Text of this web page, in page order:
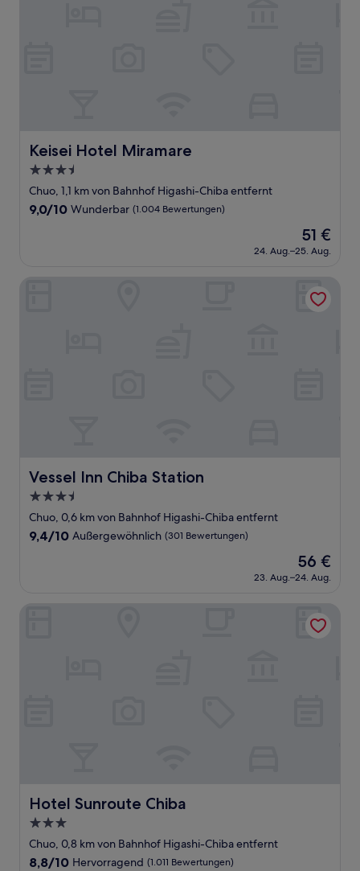
Keisei Hotel Miramare
Keisei Hotel Miramare
3.5-
Sterne-
Unterkunft
Chuo, 1,1 km von Bahnhof Higashi-Chiba entfernt
9.0
Bewertungen)
9,0/10 Wunderbar (1.004 Bewertungen)
Der
Preis
beträgt
51 €
24. Aug.–25. Aug.
Vessel Inn Chiba Station
Vessel Inn Chiba Station
3.5-
Sterne-
Unterkunft
Chuo, 0,6 km von Bahnhof Higashi-Chiba entfernt
9.4
Bewertungen)
9,4/10 Außergewöhnlich (301 Bewertungen)
Der
Preis
beträgt
56 €
23. Aug.–24. Aug.
Hotel Sunroute Chiba
Hotel Sunroute Chiba
3.0-
Sterne-
Unterkunft
Chuo, 0,8 km von Bahnhof Higashi-Chiba entfernt
8.8
8,8/10 Hervorragend (1.011 Bewertungen)